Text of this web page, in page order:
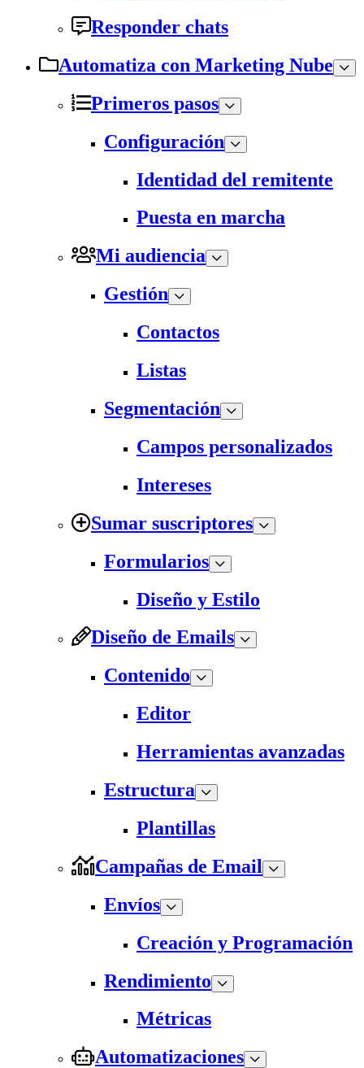
Responder chats
Automatiza con Marketing Nube
Primeros pasos
Configuración
Identidad del remitente
Puesta en marcha
Mi audiencia
Gestión
Contactos
Listas
Segmentación
Campos personalizados
Intereses
Sumar suscriptores
Formularios
Diseño y Estilo
Diseño de Emails
Contenido
Editor
Herramientas avanzadas
Estructura
Plantillas
Campañas de Email
Envíos
Creación y Programación
Rendimiento
Métricas
Automatizaciones